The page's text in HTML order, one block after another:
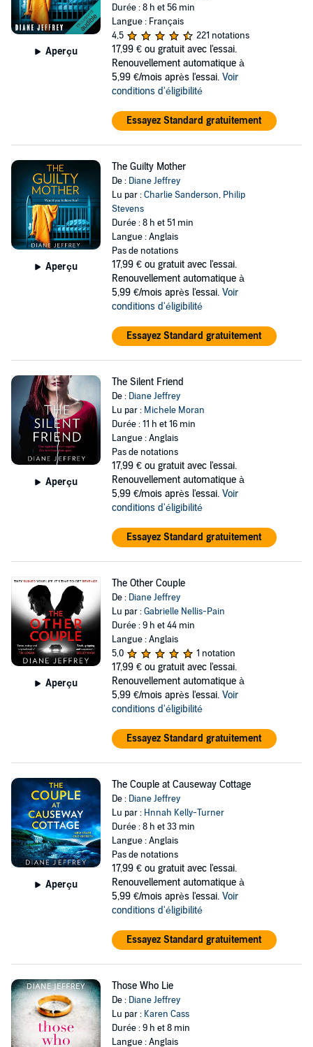
Aperçu
Durée : 8 h et 56 min
Langue : Français
4,5
221 notations
17,99 € ou gratuit avec l'essai.
Renouvellement automatique à
5,99 €/mois après l'essai. Voir
conditions d'éligibilité
Essayez Standard gratuitement
Aperçu
The Guilty Mother
De : Diane Jeffrey
Lu par :Charlie Sanderson, Philip
Stevens
Durée : 8 h et 51 min
Langue : Anglais
Pas de notations
17,99 € ou gratuit avec l'essai.
Renouvellement automatique à
5,99 €/mois après l'essai. Voir
conditions d'éligibilité
Essayez Standard gratuitement
Aperçu
The Silent Friend
De : Diane Jeffrey
Lu par : Michele Moran
Durée : 11 h et 16 min
Langue : Anglais
Pas de notations
17,99 € ou gratuit avec l'essai.
Renouvellement automatique à
5,99 €/mois après l'essai. Voir
conditions d'éligibilité
Essayez Standard gratuitement
Aperçu
The Other Couple
De : Diane Jeffrey
Lu par :Gabrielle Nellis-Pain
Durée : 9 h et 44 min
Langue : Anglais
5,0
1 notation
17,99 € ou gratuit avec l'essai.
Renouvellement automatique à
5,99 €/mois après l'essai. Voir
conditions d'éligibilité
Essayez Standard gratuitement
Aperçu
The Couple at Causeway Cottage
De : Diane Jeffrey
Lu par : Hnnah Kelly-Turner
Durée : 8 h et 33 min
Langue : Anglais
Pas de notations
17,99 € ou gratuit avec l'essai.
Renouvellement automatique à
5,99 €/mois après l'essai. Voir
conditions d'éligibilité
Essayez Standard gratuitement
Those Who Lie
De : Diane Jeffrey
Lu par : Karen Cass
Durée : 9 h et 8 min
Langue : Anglais